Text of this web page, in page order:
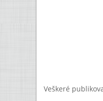
Veškeré